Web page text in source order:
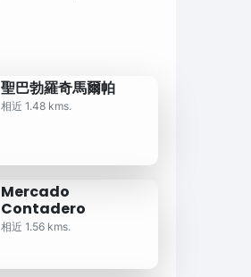
聖巴勃羅奇馬爾帕
相近 1.48 kms.
Mercado
Contadero
相近 1.56 kms.